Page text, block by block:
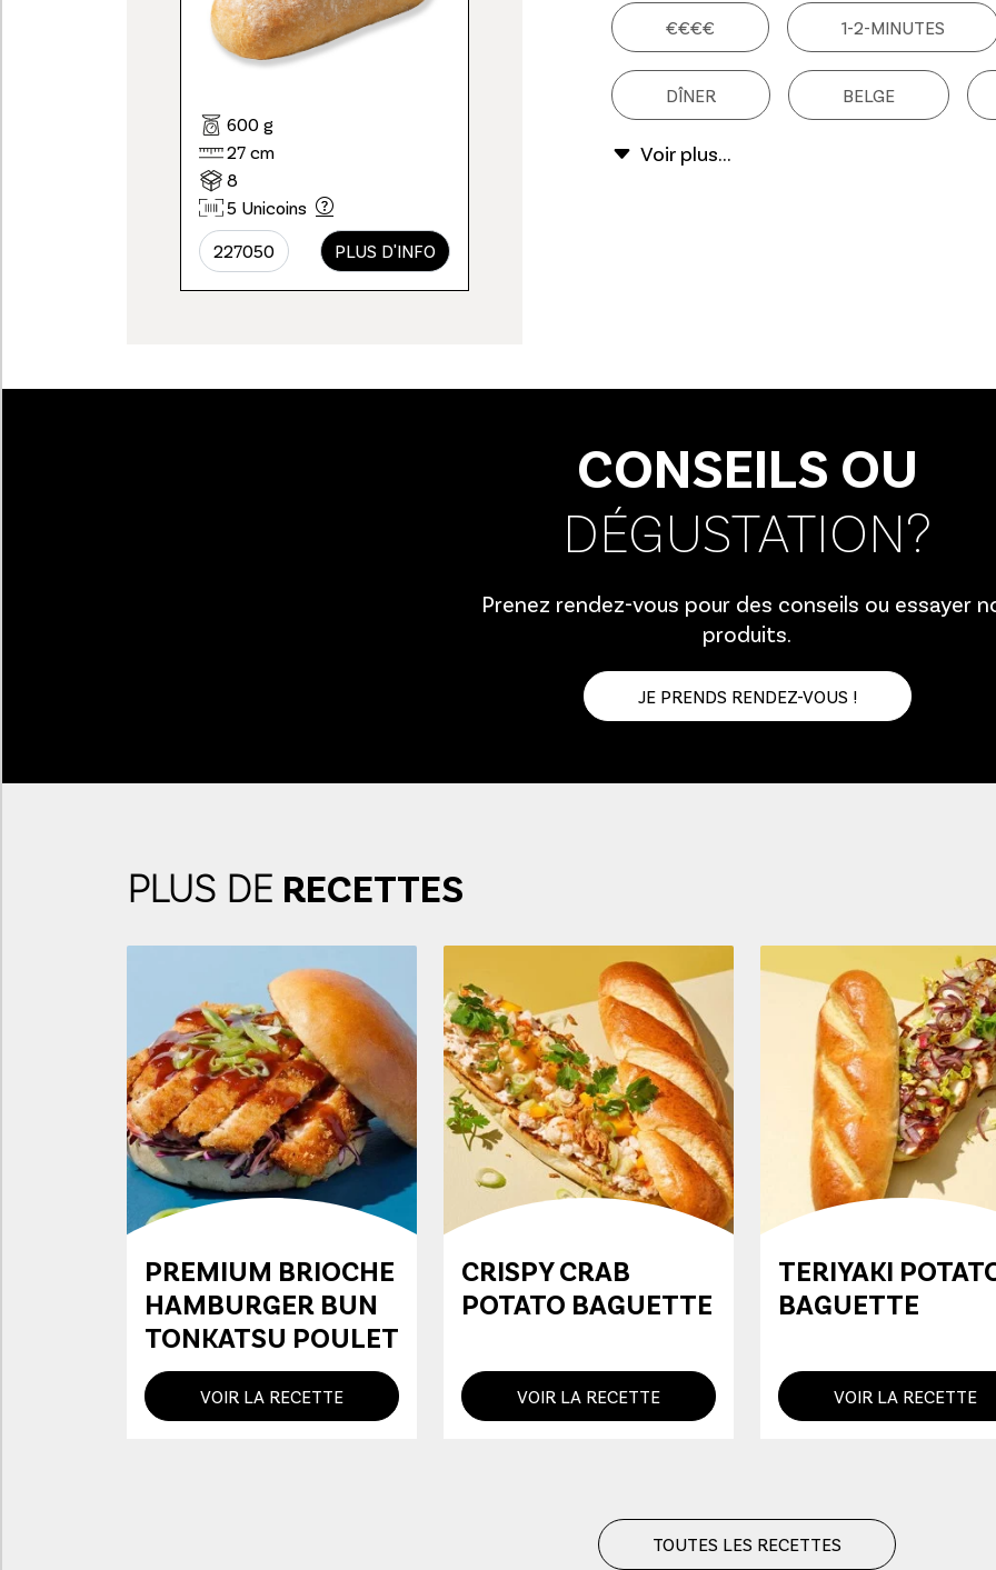
600 g
27 cm
8
5 Unicoins
227050 PLUS D'INFO
€€€€ 1-2-MINUTES
DÎNER BELGE
CONSEILS OU
DÉGUSTATION?
Prenez rendez-vous pour des conseils ou essayer
produits.
JE PRENDS RENDEZ-VOUS !
PLUS DE RECETTES
PREMIUM BRIOCHE
HAMBURGER BUN
TONKATSU POULET
VOIR LA RECETTE
CRISPY CRAB
POTATO BAGUETTE
VOIR LA RECETTE
TERIYAKI
BAGUETTE
VOIR LA RECETTE
TOUTES LES RECETTES